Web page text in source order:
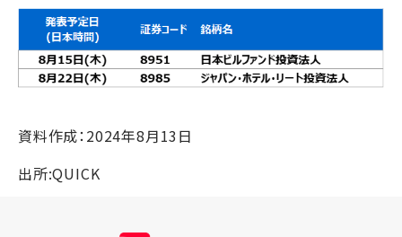
資料作成：2024年8月13日
出所:QUICK